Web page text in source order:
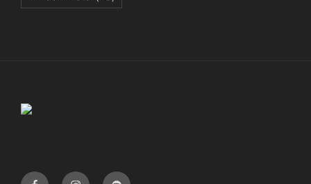
FacebookInstagramSpotify